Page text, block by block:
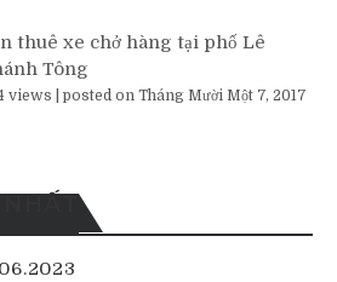
thuê xe chở hàng tại phố Lê
Tông
views posted on Tháng Mười Một 7, 2017
NHẤT